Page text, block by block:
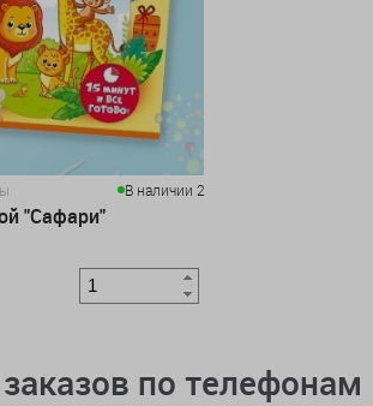
В наличии 2
"Сафари"
по телефонам